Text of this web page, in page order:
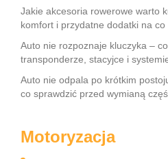
Jakie akcesoria rowerowe warto
komfort i przydatne dodatki na
Auto nie rozpoznaje kluczyka –
transponderze, stacyjce i
Auto nie odpala po krótkim
co sprawdzić przed wymianą
Motoryzacja